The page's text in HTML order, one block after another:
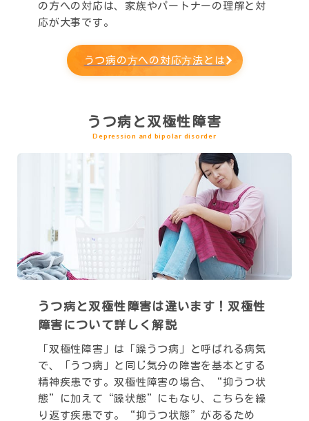
の方への対応は、家族やパートナーの理解と対
応が大事です。
うつ病の⽅への対応⽅法とは
うつ病と双極性障害
Depression and bipolar disorder
うつ病と双極性障害は違います！ 双極性
障害について詳しく解説
「双極性障害」は「躁うつ病」と呼ばれる病気
で、「うつ病」と同じ気分の障害を基本とする
精神疾患です。双極性障害の場合、“抑うつ状
態”に加えて“躁状態”にもなり、こちらを繰
り返す疾患です。“抑うつ状態”があるため